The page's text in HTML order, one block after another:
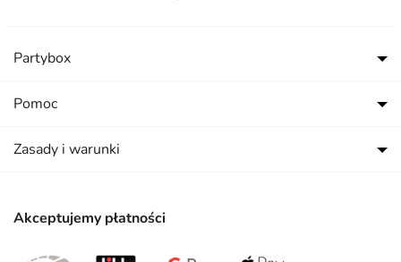
Akceptujemy płatności
Partybox
Pomoc
Zasady i warunki